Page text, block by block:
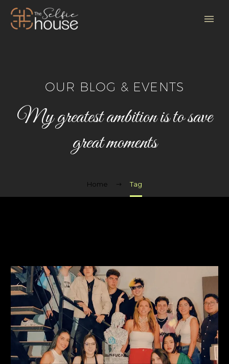
OUR BLOG & EVENTS
My greatest ambition is to save
great moments
Home Tag